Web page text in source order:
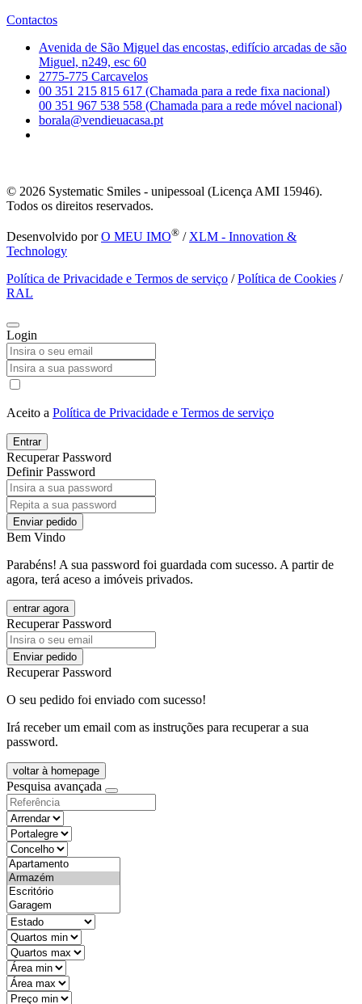
Contactos
Avenida de São Miguel das encostas, edifício arcadas de são
Miguel, n249, esc 60
2775-775 Carcavelos
00 351 215 815 617 (Chamada para a rede fixa nacional)
00 351 967 538 558 (Chamada para a rede móvel nacional)
borala@vendieuacasa.pt
© 2026 Systematic Smiles - unipessoal (Licença AMI 15946).
Todos os direitos reservados.
Desenvolvido porO MEU IMO® / XLM - Innovation &
Technology
Política de Privacidade e Termos de serviço /Política de Cookies /
RAL
Login
Aceito a Política de Privacidade e Termos de serviço
Entrar
Recuperar Password
Definir Password
Enviar pedido
Bem Vindo
Parabéns! A sua password foi guardada com sucesso. A partir de
agora, terá aceso a imóveis privados.
entrar agora
Recuperar Password
Enviar pedido
Recuperar Password
O seu pedido foi enviado com sucesso!
Irá receber um email com as instruções para recuperar a sua
password.
voltar à homepage
Pesquisa avançada
objective
districtId
countyId
types
state
mintypo
maxtypo
minarea
maxarea
minprice